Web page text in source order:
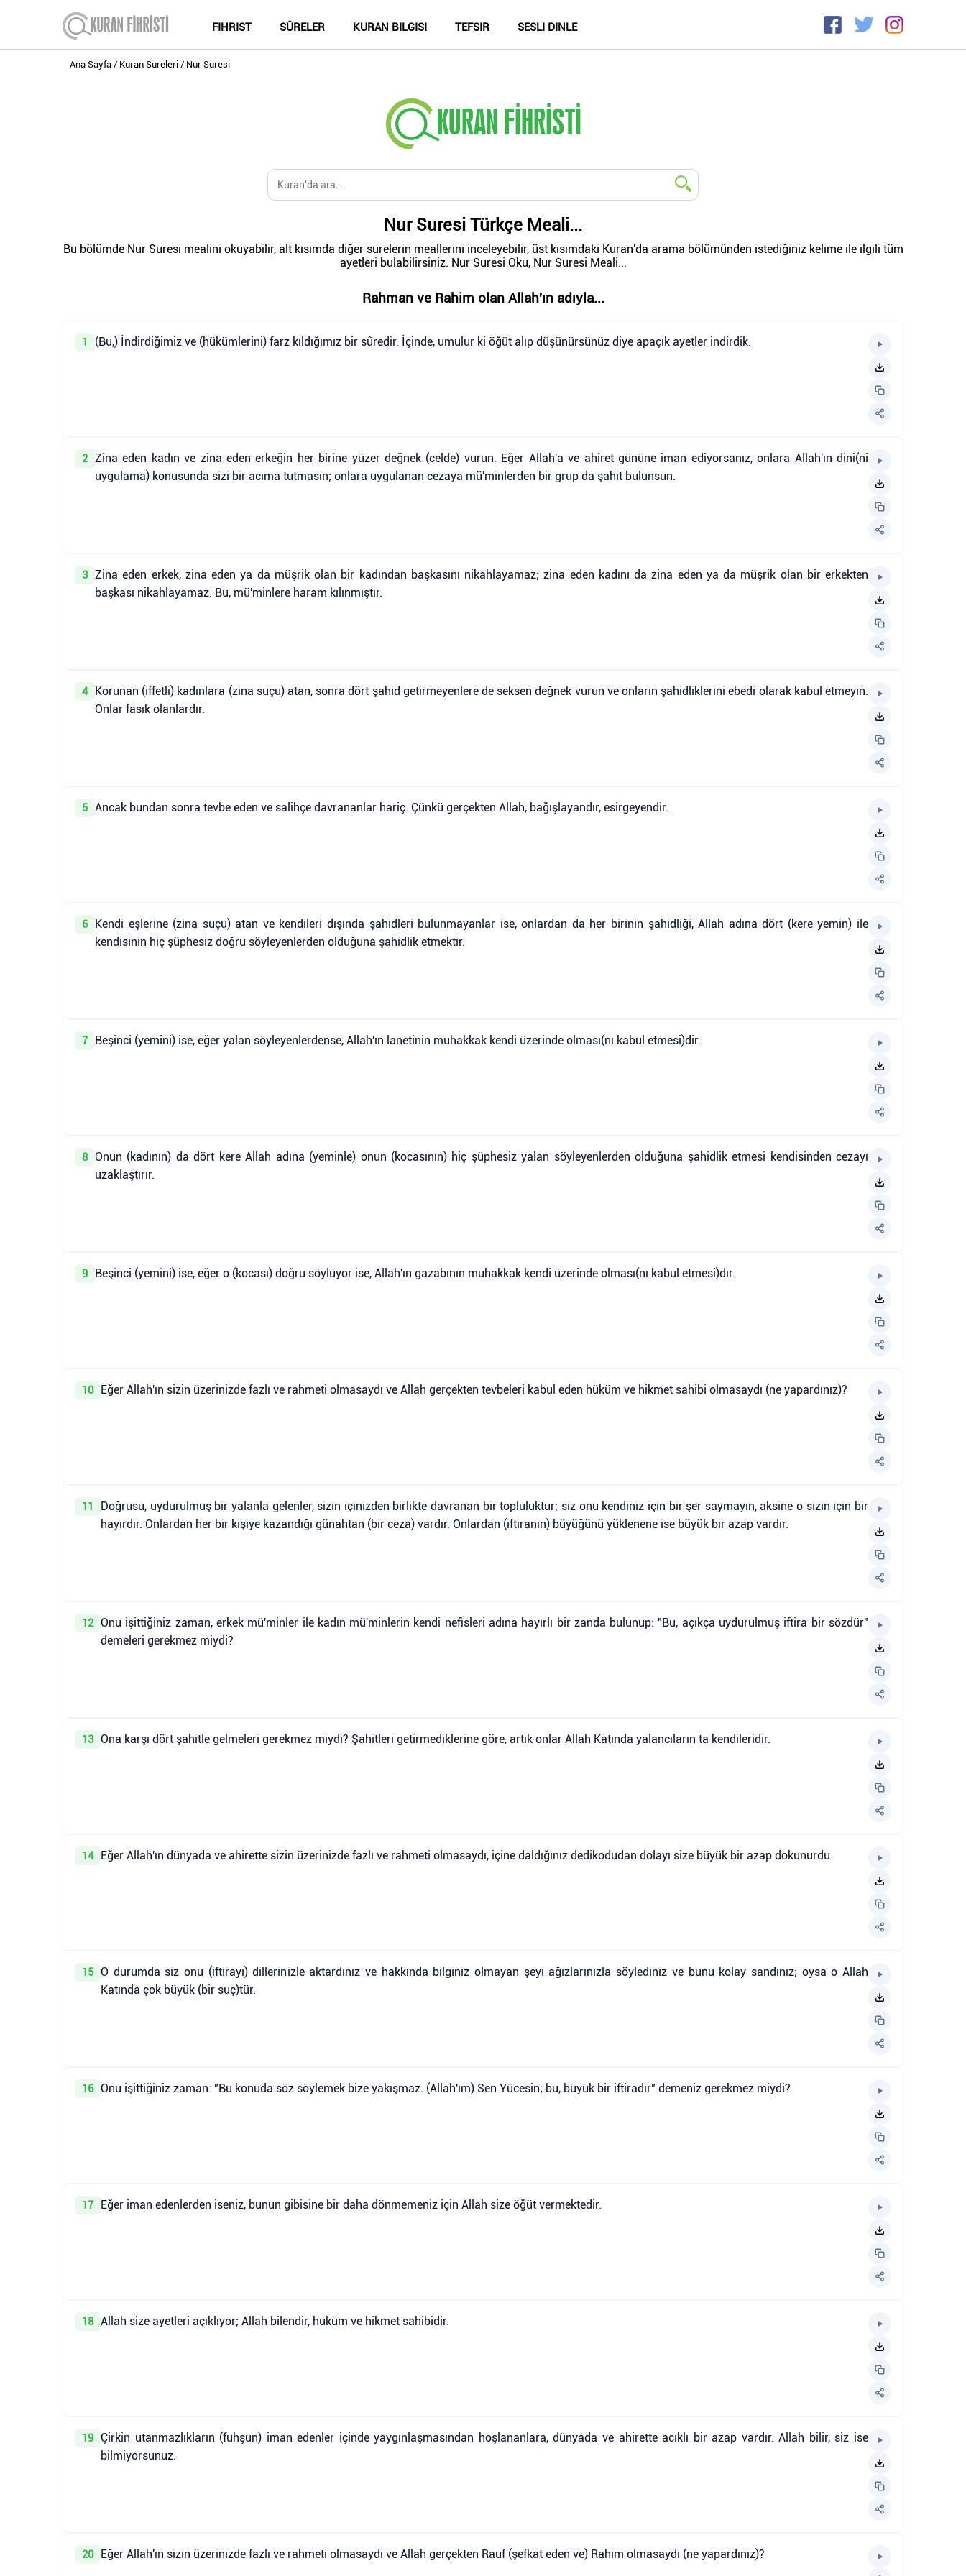
FIHRIST SÛRELER KURAN BILGISI TEFSIR SESLI DINLE
Ana Sayfa Kuran Sureleri Nur Suresi
Nur Suresi Türkçe Meali...
Bu bölümde Nur Suresi mealini okuyabilir, alt kısımda diğer surelerin meallerini inceleyebilir, üst kısımdaki Kuran'da arama bölümünden istediğiniz kelime ile ilgili tüm
ayetleri bulabilirsiniz. Nur Suresi Oku, Nur Suresi Meali...
Rahman ve Rahim olan Allah'ın adıyla...
1 (Bu,) İndirdiğimiz ve (hükümlerini) farz kıldığımız bir sûredir. İçinde, umulur ki öğüt alıp düşünürsünüz diye apaçık ayetler indirdik.
2 Zina eden kadın ve zina eden erkeğin her birine yüzer değnek (celde) vurun. Eğer Allah'a ve ahiret gününe iman ediyorsanız, onlara Allah'ın dini(ni
uygulama) konusunda sizi bir acıma tutmasın; onlara uygulanan cezaya mü'minlerden bir grup da şahit bulunsun.
3 Zina eden erkek, zina eden ya da müşrik olan bir kadından başkasını nikahlayamaz; zina eden kadını da zina eden ya da müşrik olan bir erkekten
başkası nikahlayamaz. Bu, mü'minlere haram kılınmıştır.
4
Korunan (iffetli) kadınlara (zina suçu) atan, sonra dört şahid getirmeyenlere de seksen değnek vurun ve onların şahidliklerini ebedi olarak kabul etmeyin.
Onlar fasık olanlardır.
5 Ancak bundan sonra tevbe eden ve salihçe davrananlar hariç. Çünkü gerçekten Allah, bağışlayandır, esirgeyendir.
6
Kendi eşlerine (zina suçu) atan ve kendileri dışında şahidleri bulunmayanlar ise, onlardan da her birinin şahidliği, Allah adına dört (kere yemin) ile
kendisinin hiç şüphesiz doğru söyleyenlerden olduğuna şahidlik etmektir.
7 Beşinci (yemini) ise, eğer yalan söyleyenlerdense, Allah'ın lanetinin muhakkak kendi üzerinde olması(nı kabul etmesi)dir.
8 Onun (kadının) da dört kere Allah adına (yeminle) onun (kocasının) hiç şüphesiz yalan söyleyenlerden olduğuna şahidlik etmesi kendisinden cezayı
uzaklaştırır.
9 Beşinci (yemini) ise, eğer o (kocası) doğru söylüyor ise, Allah'ın gazabının muhakkak kendi üzerinde olması(nı kabul etmesi)dır.
10 Eğer Allah'ın sizin üzerinizde fazlı ve rahmeti olmasaydı ve Allah gerçekten tevbeleri kabul eden hüküm ve hikmet sahibi olmasaydı (ne yapardınız)?
11
Doğrusu, uydurulmuş bir yalanla gelenler, sizin içinizden birlikte davranan bir topluluktur; siz onu kendiniz için bir şer saymayın, aksine o sizin için bir
hayırdır. Onlardan her bir kişiye kazandığı günahtan (bir ceza) vardır. Onlardan (iftiranın) büyüğünü yüklenene ise büyük bir azap vardır.
12 Onu işittiğiniz zaman, erkek mü'minler ile kadın mü'minlerin kendi nefisleri adına hayırlı bir zanda bulunup: "Bu, açıkça uydurulmuş iftira bir sözdür"
demeleri gerekmez miydi?
13 Ona karşı dört şahitle gelmeleri gerekmez miydi? Şahitleri getirmediklerine göre, artık onlar Allah Katında yalancıların ta kendileridir.
14 Eğer Allah'ın dünyada ve ahirette sizin üzerinizde fazlı ve rahmeti olmasaydı, içine daldığınız dedikodudan dolayı size büyük bir azap dokunurdu.
15 O durumda siz onu (iftirayı) dillerinizle aktardınız ve hakkında bilginiz olmayan şeyi ağızlarınızla söylediniz ve bunu kolay sandınız; oysa o Allah
Katında çok büyük (bir suç)tür.
16 Onu işittiğiniz zaman: "Bu konuda söz söylemek bize yakışmaz. (Allah'ım) Sen Yücesin; bu, büyük bir iftiradır" demeniz gerekmez miydi?
17 Eğer iman edenlerden iseniz, bunun gibisine bir daha dönmemeniz için Allah size öğüt vermektedir.
18 Allah size ayetleri açıklıyor; Allah bilendir, hüküm ve hikmet sahibidir.
19
Çirkin utanmazlıkların (fuhşun) iman edenler içinde yaygınlaşmasından hoşlananlara, dünyada ve ahirette acıklı bir azap vardır. Allah bilir, siz ise
bilmiyorsunuz.
20 Eğer Allah'ın sizin üzerinizde fazlı ve rahmeti olmasaydı ve Allah gerçekten Rauf (şefkat eden ve) Rahim olmasaydı (ne yapardınız)?